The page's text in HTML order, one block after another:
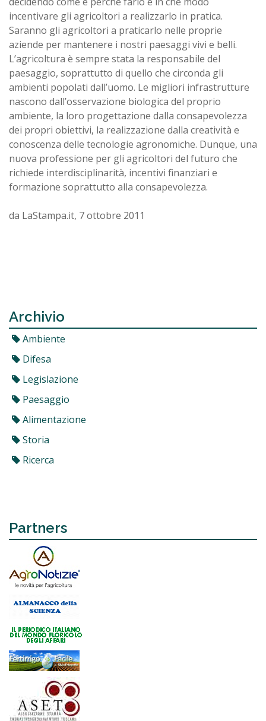
incentivare gli agricoltori a realizzarlo in pratica.
Saranno gli agricoltori a praticarlo nelle proprie
aziende per mantenere i nostri paesaggi vivi e belli.
L’agricoltura è sempre stata la responsabile del
paesaggio, soprattutto di quello che circonda gli
ambienti popolati dall’uomo. Le migliori infrastrutture
nascono dall’osservazione biologica del proprio
ambiente, la loro progettazione dalla consapevolezza
dei propri obiettivi, la realizzazione dalla creatività e
conoscenza delle tecnologie agronomiche. Dunque, una
nuova professione per gli agricoltori del futuro che
richiede interdisciplinarità, incentivi finanziari e
formazione soprattutto alla consapevolezza.
da LaStampa.it, 7 ottobre 2011
Archivio
Ambiente
Difesa
Legislazione
Paesaggio
Alimentazione
Storia
Ricerca
Partners